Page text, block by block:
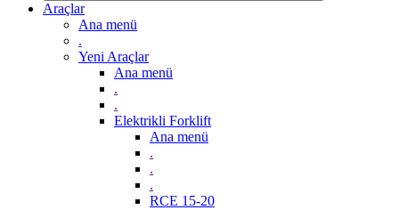
Araçlar
Ana menü
.
Yeni Araçlar
Ana menü
.
.
Elektrikli Forklift
Ana menü
.
.
.
RCE 15-20